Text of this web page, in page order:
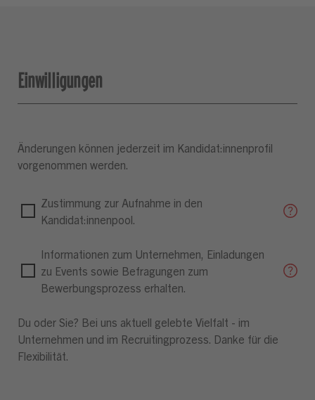
Einwilligungen
Änderungen können jederzeit im Kandidat:innenprofil
vorgenommen werden.
Zustimmung zur Aufnahme in den
Kandidat:innenpool.
Informationen zum Unternehmen, Einladungen
zu Events sowie Befragungen zum
Bewerbungsprozess erhalten.
Du oder Sie? Bei uns aktuell gelebte Vielfalt - im
Unternehmen und im Recruitingprozess. Danke für die
Flexibilität.